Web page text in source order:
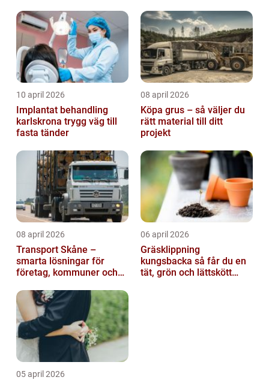
10 april 2026
Implantat behandling
karlskrona trygg väg till
fasta tänder
08 april 2026
Köpa grus – så väljer du
rätt material till ditt
projekt
08 april 2026
Transport Skåne –
smarta lösningar för
företag, kommuner och
06 april 2026
Gräsklippning
kungsbacka så får du en
tät, grön och lättskött
05 april 2026